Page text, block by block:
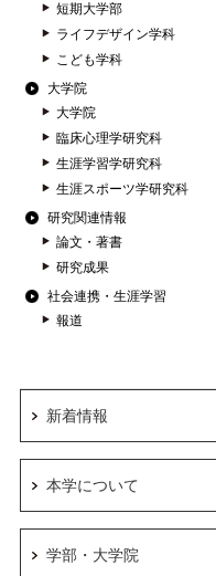
短期大学部
ライフデザイン学科
こども学科
大学院
大学院
臨床心理学研究科
生涯学習学研究科
生涯スポーツ学研究科
研究関連情報
論文・著書
研究成果
社会連携・生涯学習
報道
新着情報
本学について
学部・大学院